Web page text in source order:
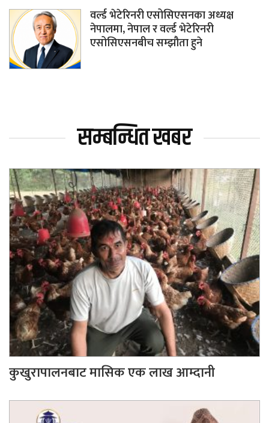
वर्ल्ड भेटेरिनरी एसोसिएसनका अध्यक्ष
नेपालमा, नेपाल र वर्ल्ड भेटेरिनरी
एसोसिएसनबीच सम्झौता हुने
सम्बन्धित खबर
कुखुरापालनबाट मासिक एक लाख आम्दानी